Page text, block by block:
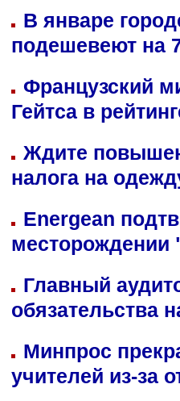
В январе
подешевеют на
Французский
Гейтса в
Ждите
налога на
Energean
Главный
обязательства
Минпрос
учителей из-за